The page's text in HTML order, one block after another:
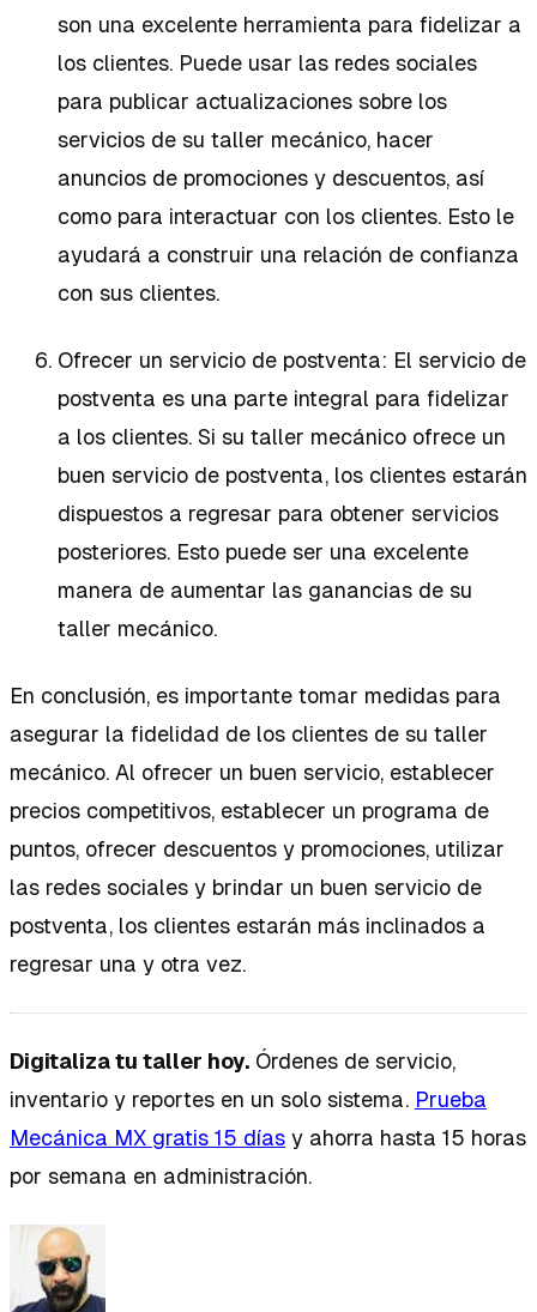
son una excelente herramienta para fidelizar a
los clientes. Puede usar las redes sociales
para publicar actualizaciones sobre los
servicios de su taller mecánico, hacer
anuncios de promociones y descuentos, así
como para interactuar con los clientes. Esto le
ayudará a construir una relación de confianza
con sus clientes.
Ofrecer un servicio de postventa: El servicio de
postventa es una parte integral para fidelizar
a los clientes. Si su taller mecánico ofrece un
buen servicio de postventa, los clientes estarán
dispuestos a regresar para obtener servicios
posteriores. Esto puede ser una excelente
manera de aumentar las ganancias de su
taller mecánico.
En conclusión, es importante tomar medidas para
asegurar la fidelidad de los clientes de su taller
mecánico. Al ofrecer un buen servicio, establecer
precios competitivos, establecer un programa de
puntos, ofrecer descuentos y promociones, utilizar
las redes sociales y brindar un buen servicio de
postventa, los clientes estarán más inclinados a
regresar una y otra vez.
Digitaliza tu taller hoy. Órdenes de servicio,
inventario y reportes en un solo sistema. Prueba
Mecánica MX gratis 15 días y ahorra hasta 15 horas
por semana en administración.